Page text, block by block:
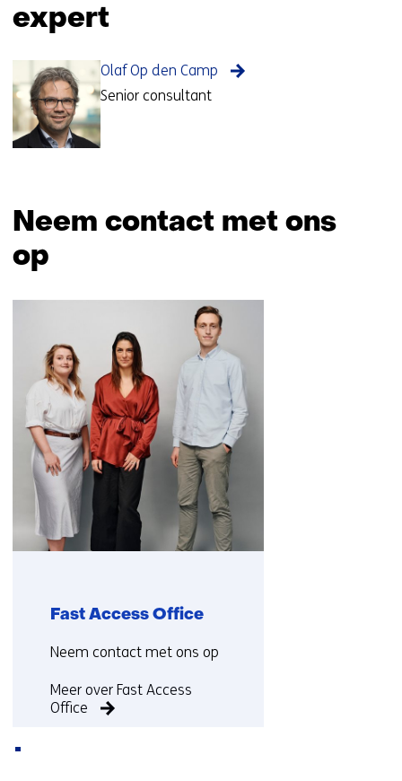
expert
Olaf Op den Camp
Senior consultant
Neem contact met ons
op
navigatie
over
(Neem
contact
op)
Fast Access Office
Functie:
Neem contact met ons op
Meer over Fast Access
Office